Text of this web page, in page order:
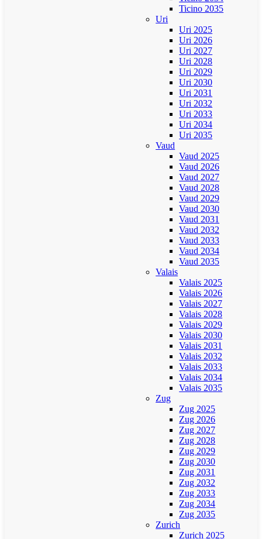
Ticino 2035
Uri
Uri 2025
Uri 2026
Uri 2027
Uri 2028
Uri 2029
Uri 2030
Uri 2031
Uri 2032
Uri 2033
Uri 2034
Uri 2035
Vaud
Vaud 2025
Vaud 2026
Vaud 2027
Vaud 2028
Vaud 2029
Vaud 2030
Vaud 2031
Vaud 2032
Vaud 2033
Vaud 2034
Vaud 2035
Valais
Valais 2025
Valais 2026
Valais 2027
Valais 2028
Valais 2029
Valais 2030
Valais 2031
Valais 2032
Valais 2033
Valais 2034
Valais 2035
Zug
Zug 2025
Zug 2026
Zug 2027
Zug 2028
Zug 2029
Zug 2030
Zug 2031
Zug 2032
Zug 2033
Zug 2034
Zug 2035
Zurich
Zurich 2025